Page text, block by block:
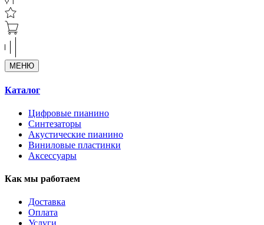
МЕНЮ
Каталог
Цифровые пианино
Синтезаторы
Акустические пианино
Виниловые пластинки
Аксессуары
Как мы работаем
Доставка
Оплата